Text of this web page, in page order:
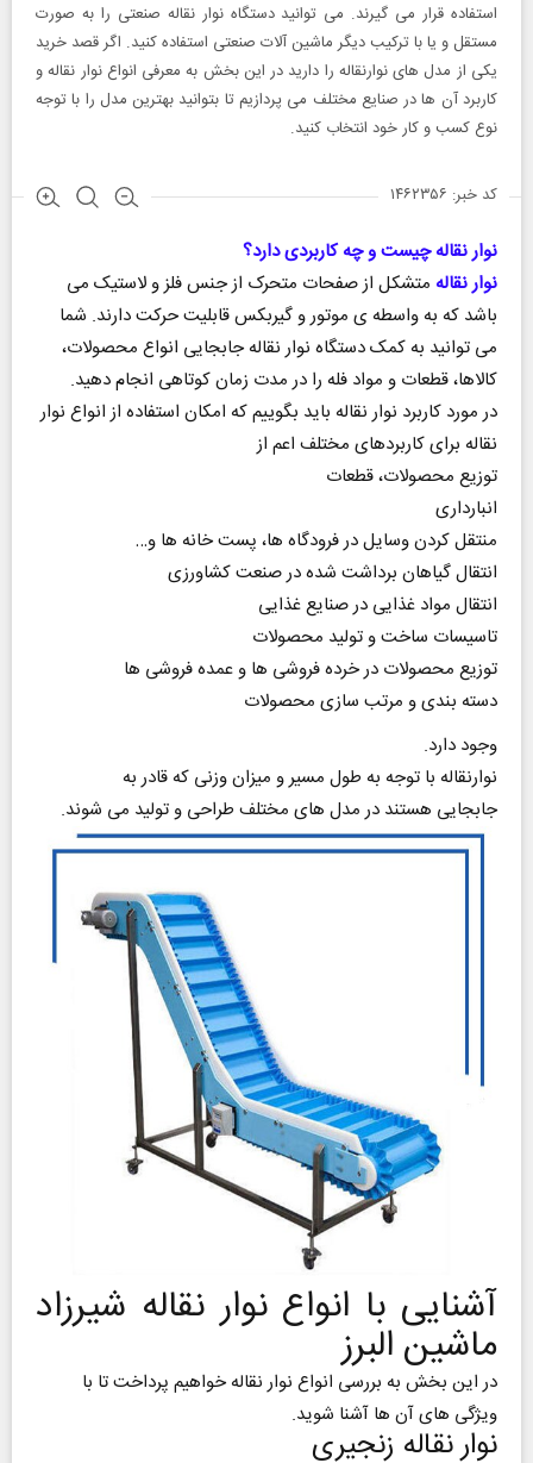
استفاده قرار می گیرند. می توانید دستگاه نوار نقاله صنعتی را به صورت
مستقل و یا با ترکیب دیگر ماشین آلات صنعتی استفاده کنید. اگر قصد خرید
یکی از مدل های نوارنقاله را دارید در این بخش به معرفی انواع نوار نقاله و
کاربرد آن ها در صنایع مختلف می پردازیم تا بتوانید بهترین مدل را با توجه
نوع کسب و کار خود انتخاب کنید.
کد خبر: ۱۴۶۲۳۵۶
نوار نقاله چیست و چه کاربردی دارد؟
نوار نقاله متشکل از صفحات متحرک از جنس فلز و لاستیک می
باشد که به واسطه ی موتور و گیربکس قابلیت حرکت دارند. شما
می توانید به کمک دستگاه نوار نقاله جابجایی انواع محصولات،
کالاها، قطعات و مواد فله را در مدت زمان کوتاهی انجام دهید.
در مورد کاربرد نوار نقاله باید بگوییم که امکان استفاده از انواع نوار
نقاله برای کاربردهای مختلف اعم از
توزیع محصولات، قطعات
انبارداری
منتقل کردن وسایل در فرودگاه ها، پست خانه ها و…
انتقال گیاهان برداشت شده در صنعت کشاورزی
انتقال مواد غذایی در صنایع غذایی
تاسیسات ساخت و تولید محصولات
توزیع محصولات در خرده فروشی ها و عمده فروشی ها
دسته بندی و مرتب سازی محصولات
وجود دارد.
نوارنقاله با توجه به طول مسیر و میزان وزنی که قادر به
جابجایی هستند در مدل های مختلف طراحی و تولید می شوند.
آشنایی با انواع نوار نقاله شیرزاد
ماشین البرز
در این بخش به بررسی انواع نوار نقاله خواهیم پرداخت تا با
ویژگی‌ های آن‌ ها آشنا شوید.
نوار نقاله زنجیری